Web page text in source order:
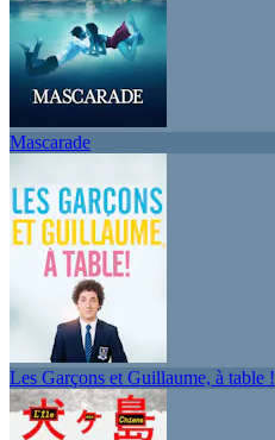
Mascarade
Les Garçons et Guillaume, à table !